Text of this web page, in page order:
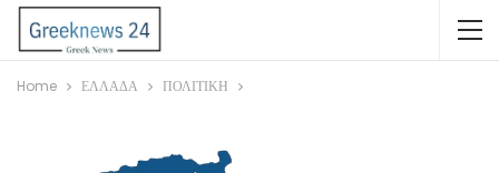
Home ΕΛΛΑΔΑ ΠΟΛΙΤΙΚΗ